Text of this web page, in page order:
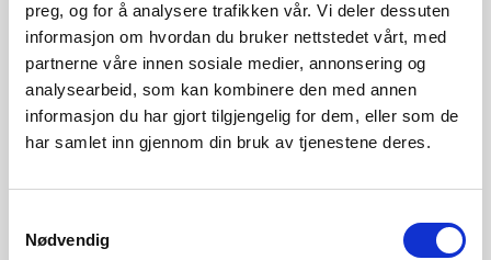
preg, og for å analysere trafikken vår. Vi deler dessuten
informasjon om hvordan du bruker nettstedet vårt, med
partnerne våre innen sosiale medier, annonsering og
analysearbeid, som kan kombinere den med annen
informasjon du har gjort tilgjengelig for dem, eller som de
har samlet inn gjennom din bruk av tjenestene deres.
Nødvendig
kontorer i en fløy av bygningen i en periode frem til 1997. I
dag holder Statnetts administrasjon til i bygget.
prev next
Relatert informasjon